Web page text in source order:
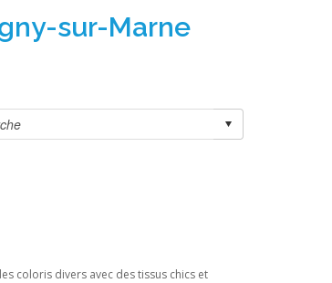
sur-Marne
coloris divers avec des tissus chics et